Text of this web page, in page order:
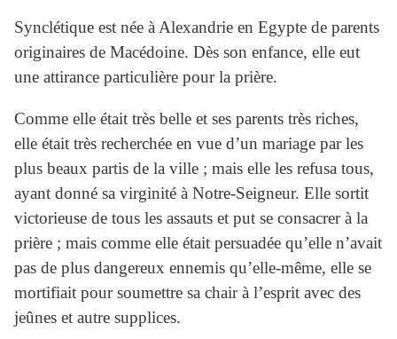
Synclétique est née à Alexandrie en Egypte de parents
originaires de Macédoine. Dès son enfance, elle eut
une attirance particulière pour la prière.
Comme elle était très belle et ses parents très riches,
elle était très recherchée en vue d’un mariage par les
plus beaux partis de la ville ; mais elle les refusa tous,
ayant donné sa virginité à Notre-Seigneur. Elle sortit
victorieuse de tous les assauts et put se consacrer à la
prière ; mais comme elle était persuadée qu’elle n’avait
pas de plus dangereux ennemis qu’elle-même, elle se
mortifiait pour soumettre sa chair à l’esprit avec des
jeûnes et autre supplices.